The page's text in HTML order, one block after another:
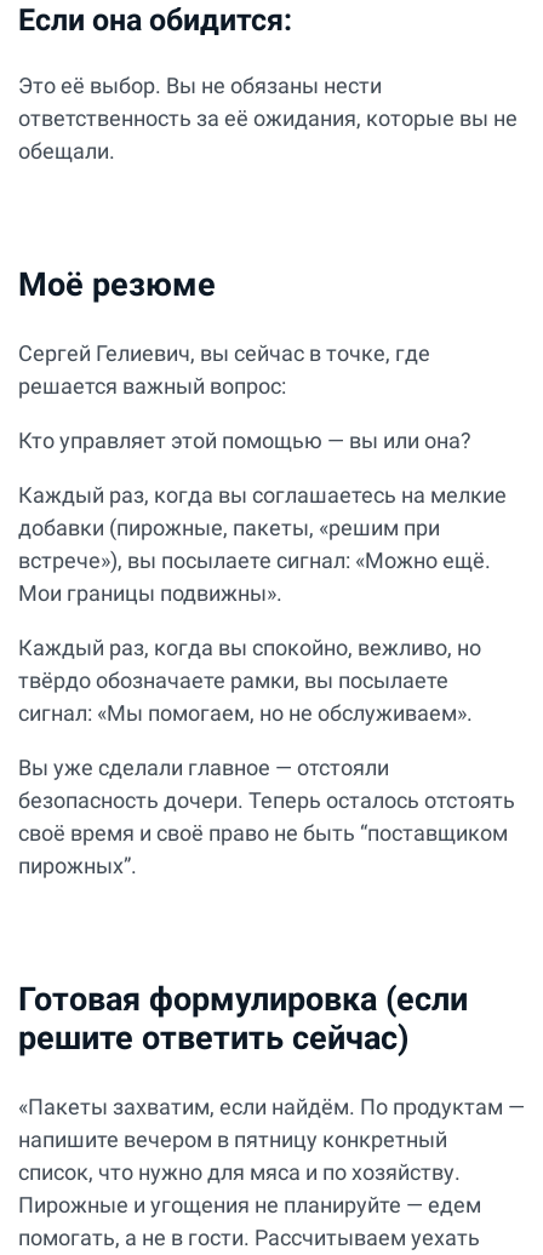
Если она обидится:
Это её выбор. Вы не обязаны нести
ответственность за её ожидания, которые вы не
обещали.
Моё резюме
Сергей Гелиевич, вы сейчас в точке, где
решается важный вопрос:
Кто управляет этой помощью — вы или она?
Каждый раз, когда вы соглашаетесь на мелкие
добавки (пирожные, пакеты, «решим при
встрече»), вы посылаете сигнал: «Можно ещё.
Мои границы подвижны».
Каждый раз, когда вы спокойно, вежливо, но
твёрдо обозначаете рамки, вы посылаете
сигнал: «Мы помогаем, но не обслуживаем».
Вы уже сделали главное — отстояли
безопасность дочери. Теперь осталось отстоять
своё время и своё право не быть “поставщиком
пирожных”.
Готовая формулировка (если
решите ответить сейчас)
«Пакеты захватим, если найдём. По продуктам —
напишите вечером в пятницу конкретный
список, что нужно для мяса и по хозяйству.
Пирожные и угощения не планируйте — едем
помогать, а не в гости. Рассчитываем уехать